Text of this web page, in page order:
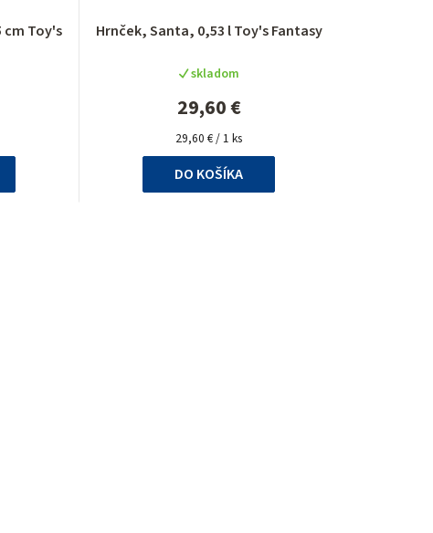
cm Toy's
Hrnček, Santa, 0,53 l Toy's Fantasy
skladom
29,60 €
Jednotková
cena:
29,60 € / 1 ks
DO KOŠÍKA